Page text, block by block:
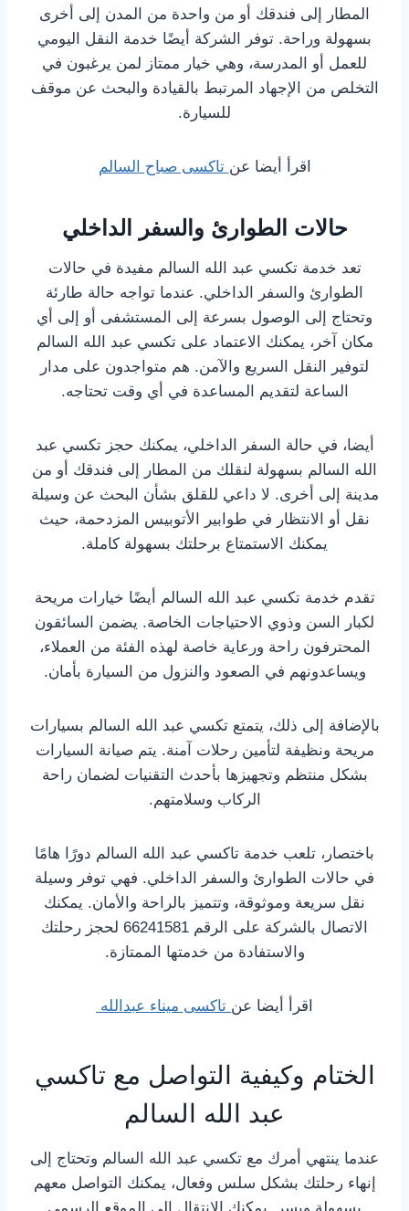
المطار إلى فندقك أو من واحدة من المدن إلى أخرى
بسهولة وراحة. توفر الشركة أيضًا خدمة النقل اليومي
للعمل أو المدرسة، وهي خيار ممتاز لمن يرغبون في
التخلص من الإجهاد المرتبط بالقيادة والبحث عن موقف
للسيارة.
اقرأ أيضا عن تاكسى صباح السالم
حالات الطوارئ والسفر الداخلي
تعد خدمة تكسي عبد الله السالم مفيدة في حالات
الطوارئ والسفر الداخلي. عندما تواجه حالة طارئة
وتحتاج إلى الوصول بسرعة إلى المستشفى أو إلى أي
مكان آخر، يمكنك الاعتماد على تكسي عبد الله السالم
لتوفير النقل السريع والآمن. هم متواجدون على مدار
الساعة لتقديم المساعدة في أي وقت تحتاجه.
أيضا، في حالة السفر الداخلي، يمكنك حجز تكسي عبد
الله السالم بسهولة لنقلك من المطار إلى فندقك أو من
مدينة إلى أخرى. لا داعي للقلق بشأن البحث عن وسيلة
نقل أو الانتظار في طوابير الأتوبيس المزدحمة، حيث
يمكنك الاستمتاع برحلتك بسهولة كاملة.
تقدم خدمة تكسي عبد الله السالم أيضًا خيارات مريحة
لكبار السن وذوي الاحتياجات الخاصة. يضمن السائقون
المحترفون راحة ورعاية خاصة لهذه الفئة من العملاء،
ويساعدونهم في الصعود والنزول من السيارة بأمان.
بالإضافة إلى ذلك، يتمتع تكسي عبد الله السالم بسيارات
مريحة ونظيفة لتأمين رحلات آمنة. يتم صيانة السيارات
بشكل منتظم وتجهيزها بأحدث التقنيات لضمان راحة
الركاب وسلامتهم.
باختصار، تلعب خدمة تاكسي عبد الله السالم دورًا هامًا
في حالات الطوارئ والسفر الداخلي. فهي توفر وسيلة
نقل سريعة وموثوقة، وتتميز بالراحة والأمان. يمكنك
الاتصال بالشركة على الرقم 66241581 لحجز رحلتك
والاستفادة من خدمتها الممتازة.
اقرأ أيضا عن تاكسى ميناء عبدالله
الختام وكيفية التواصل مع تاكسي
عبد الله السالم
عندما ينتهي أمرك مع تكسي عبد الله السالم وتحتاج إلى
إنهاء رحلتك بشكل سلس وفعال، يمكنك التواصل معهم